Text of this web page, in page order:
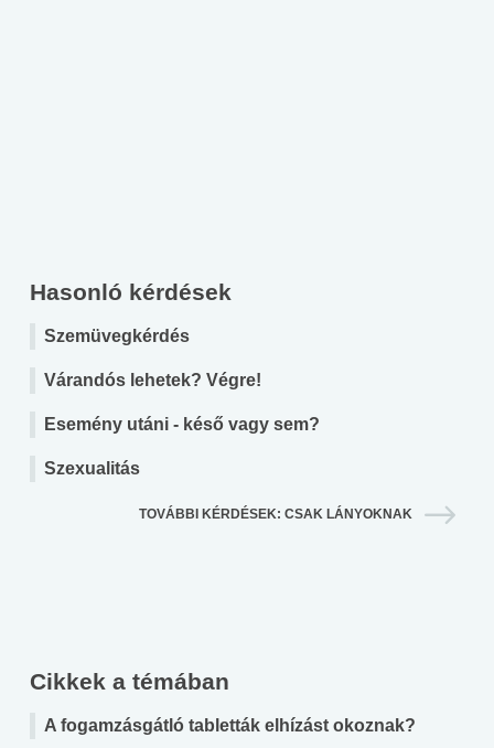
Hasonló kérdések
Szemüvegkérdés
Várandós lehetek? Végre!
Esemény utáni - késő vagy sem?
Szexualitás
TOVÁBBI KÉRDÉSEK: CSAK LÁNYOKNAK
Cikkek a témában
A fogamzásgátló tabletták elhízást okoznak?